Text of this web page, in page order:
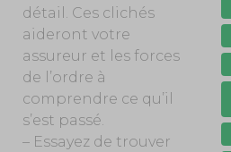
détail. Ces clichés
aideront votre
assureur et les forces
de l’ordre à
comprendre ce qu’il
s’est passé.
– Essayez de trouver